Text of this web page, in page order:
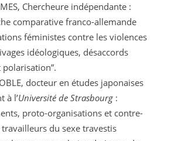
Chercheure indépendante :
comparative franco-allemande
féministes contre les violences
idéologiques, désaccords
docteur en études japonaises
à l’Université de Strasbourg:
proto-organisations et contre-
du sexe travestis